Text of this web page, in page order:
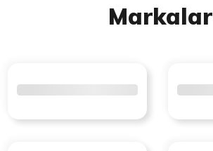
Markalar